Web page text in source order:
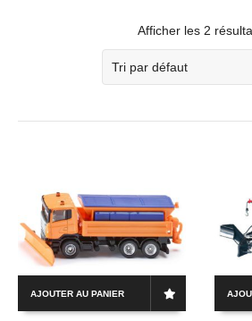
Afficher les 2
AJOUTER AU PANIER